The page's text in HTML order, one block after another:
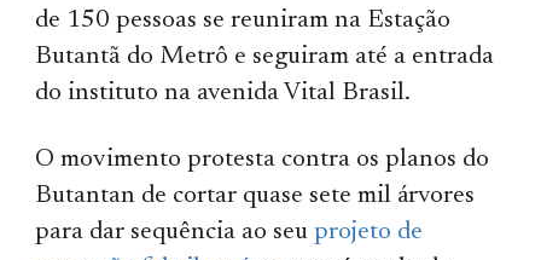
de 150 pessoas se reuniram na Estação
Butantã do Metrô e seguiram até a entrada
do instituto na avenida Vital Brasil.
O movimento protesta contra os planos do
Butantan de cortar quase sete mil árvores
para dar sequência ao seuprojeto de